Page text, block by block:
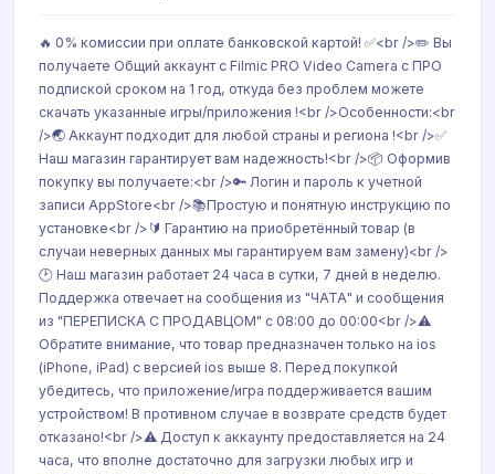
🔥 0% комиссии при оплате банковской картой! ✅<br />✏️ Вы
получаете Общий аккаунт с Filmic PRO Video Camera с ПРО
подпиской сроком на 1 год, откуда без проблем можете
скачать указанные игры/приложения !<br />Особенности:<br
/>🌏 Аккаунт подходит для любой страны и региона !<br />✅
Наш магазин гарантирует вам надежность!<br />📦 Оформив
покупку вы получаете:<br />🔑 Логин и пароль к учетной
записи AppStore<br />📚Простую и понятную инструкцию по
установке<br />🔰 Гарантию на приобретённый товар (в
случаи неверных данных мы гарантируем вам замену)<br />
🕑 Наш магазин работает 24 часа в сутки, 7 дней в неделю.
Поддержка отвечает на сообщения из "ЧАТА" и сообщения
из "ПЕРЕПИСКА С ПРОДАВЦОМ" с 08:00 до 00:00<br />⚠️
Обратите внимание, что товар предназначен только на ios
(iPhone, iPad) с версией ios выше 8. Перед покупкой
убедитесь, что приложение/игра поддерживается вашим
устройством! В противном случае в возврате средств будет
отказано!<br />⚠️ Доступ к аккаунту предоставляется на 24
часа, что вполне достаточно для загрузки любых игр и